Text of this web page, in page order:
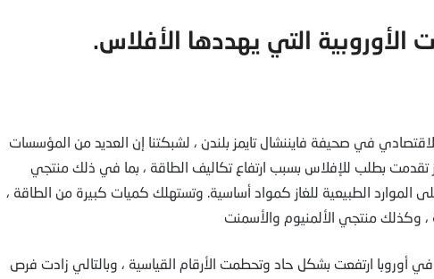
التي يهددها الأفلاس.
في صحيفة فايننشال تايمز بلندن ، لشبكتنا إن العديد من المؤسسات
تقدمت بطلب للإفلاس بسبب ارتفاع تكاليف الطاقة ، بما في ذلك منتجي
الموارد الطبيعية للغاز كمواد أساسية. وتستهلك كميات كبيرة من الطاقة ،
، وكذلك منتجي الألمنيوم والأسمنت
في أوروبا ارتفعت بشكل حاد وتحطمت الأرقام القياسية ، وبالتالي زادت فرص